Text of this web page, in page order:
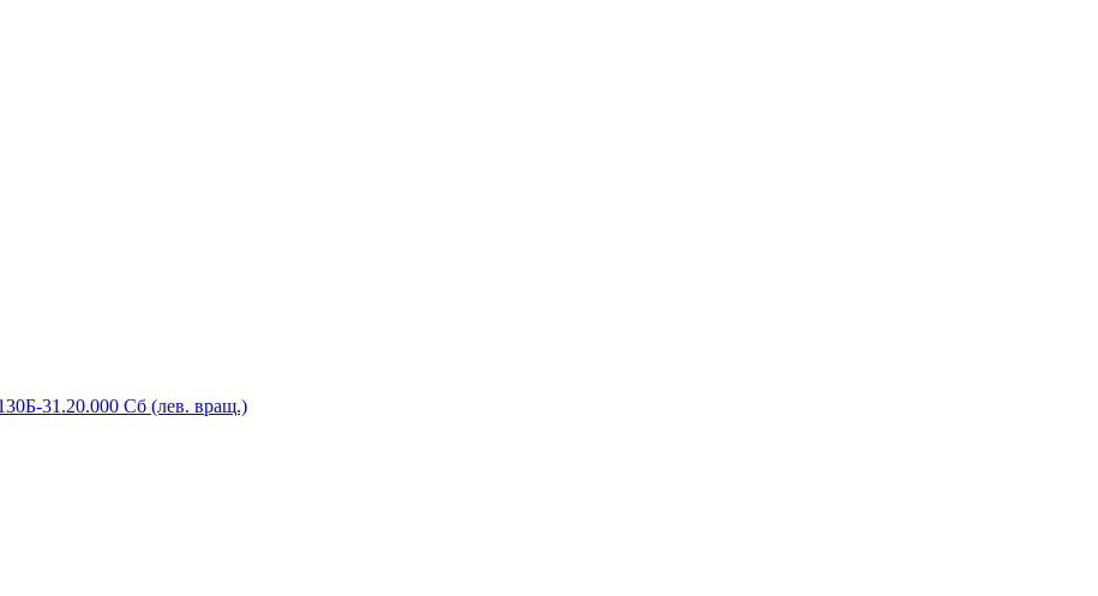
31.20.000 Сб (лев. вращ.)